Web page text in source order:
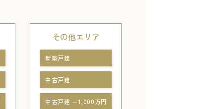
その他エリア
新築戸建
中古戸建
中古戸建 ～1,000万円